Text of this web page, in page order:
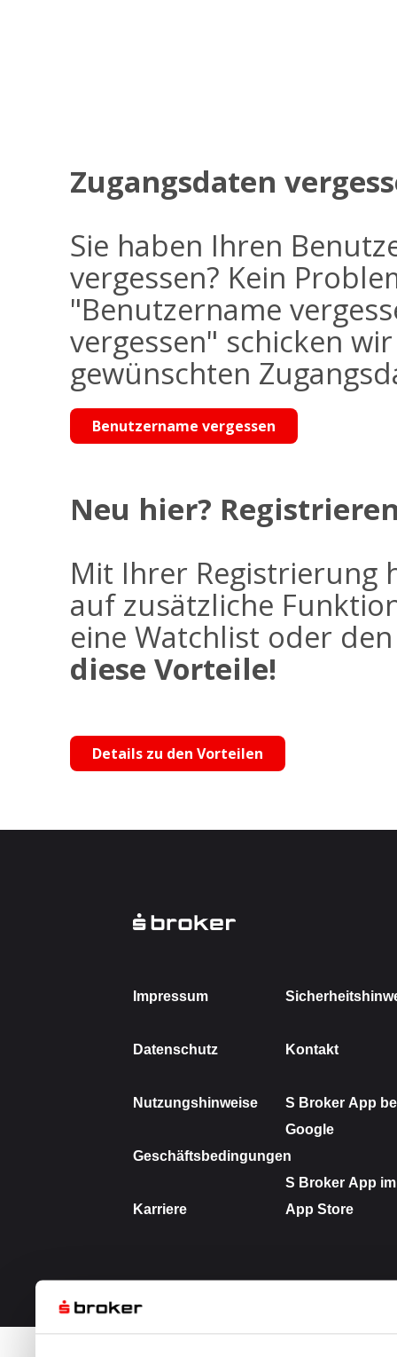
Zugangsdaten
Sie haben Ihren
vergessen? Kein
"Benutzername
vergessen" schicken
gewünschten
Benutzername vergessen
Neu hier?
Mit Ihrer Registrierung
auf zusätzliche
eine Watchlist oder
diese Vorteile!
Details zu den Vorteilen